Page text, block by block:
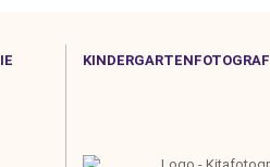
KINDERGARTENFOTOGRAF